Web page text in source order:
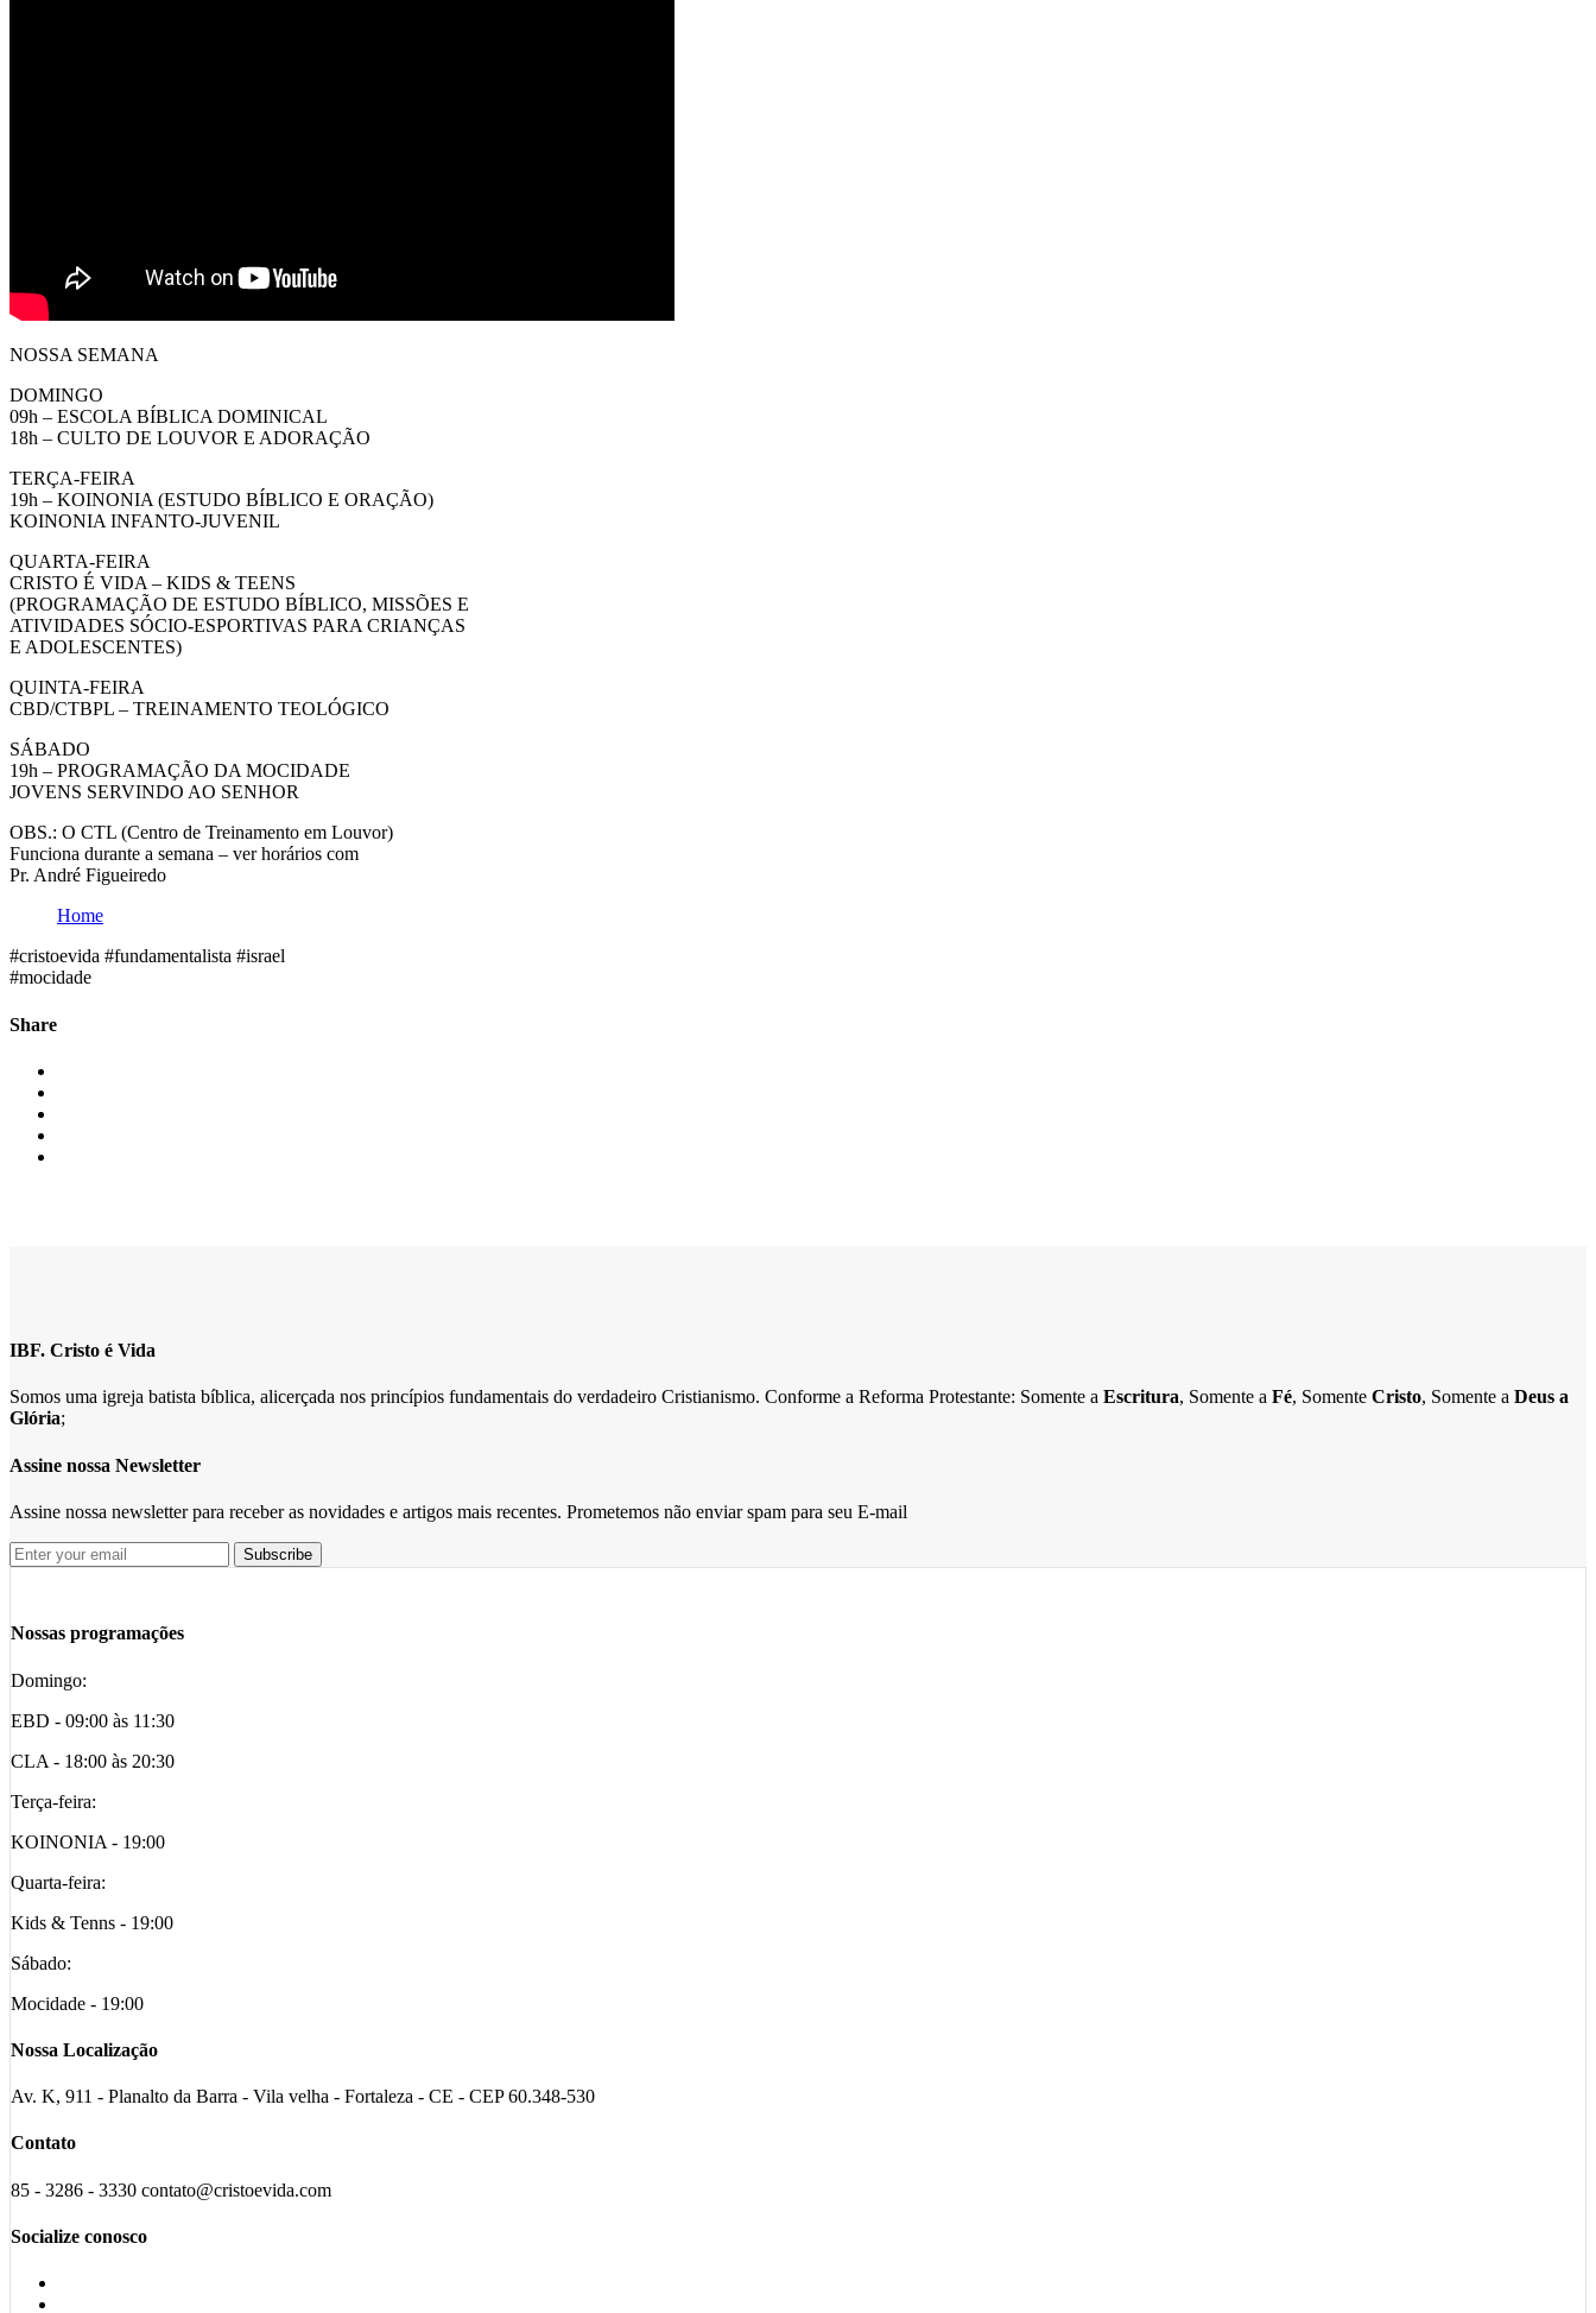
NOSSA SEMANA
DOMINGO
09h – ESCOLA BÍBLICA DOMINICAL
18h – CULTO DE LOUVOR E ADORAÇÃO
TERÇA-FEIRA
19h – KOINONIA (ESTUDO BÍBLICO E ORAÇÃO)
KOINONIA INFANTO-JUVENIL
QUARTA-FEIRA
CRISTO É VIDA – KIDS & TEENS
(PROGRAMAÇÃO DE ESTUDO BÍBLICO, MISSÕES E
ATIVIDADES SÓCIO-ESPORTIVAS PARA CRIANÇAS
E ADOLESCENTES)
QUINTA-FEIRA
CBD/CTBPL – TREINAMENTO TEOLÓGICO
SÁBADO
19h – PROGRAMAÇÃO DA MOCIDADE
JOVENS SERVINDO AO SENHOR
OBS.: O CTL (Centro de Treinamento em Louvor)
Funciona durante a semana – ver horários com
Pr. André Figueiredo
Home
#cristoevida #fundamentalista #israel
#mocidade
Share
IBF. Cristo é Vida
Somos uma igreja batista bíblica, alicerçada nos princípios fundamentais do verdadeiro Cristianismo. Conforme a Reforma Protestante: Somente a Escritura, Somente a Fé, Somente Cristo, Somente a Deus a
Glória;
Assine nossa Newsletter
Assine nossa newsletter para receber as novidades e artigos mais recentes. Prometemos não enviar spam para seu E-mail
Nossas programações
Domingo:
EBD - 09:00 às 11:30
CLA - 18:00 às 20:30
Terça-feira:
KOINONIA - 19:00
Quarta-feira:
Kids & Tenns - 19:00
Sábado:
Mocidade - 19:00
Nossa Localização
Av. K, 911 - Planalto da Barra - Vila velha - Fortaleza - CE - CEP 60.348-530
Contato
85 - 3286 - 3330 contato@cristoevida.com
Socialize conosco